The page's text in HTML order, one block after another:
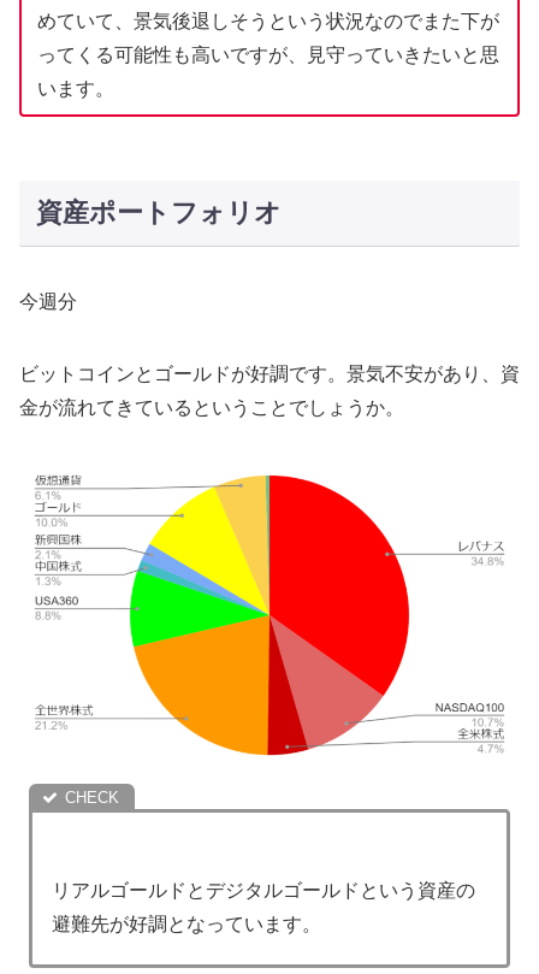
めていて、景気後退しそうという状況なのでまた下が
ってくる可能性も高いですが、見守っていきたいと思
います。
資産ポートフォリオ
今週分
ビットコインとゴールドが好調です。景気不安があり、資
金が流れてきているということでしょうか。
リアルゴールドとデジタルゴールドという資産の
避難先が好調となっています。